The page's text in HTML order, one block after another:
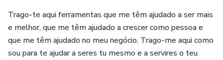
Trago-te aqui ferramentas que me têm ajudado a ser mais
e melhor, que me têm ajudado a crescer como pessoa e
que me têm ajudado no meu negócio. Trago-me aqui como
sou para te ajudar a seres tu mesmo e a servires o teu